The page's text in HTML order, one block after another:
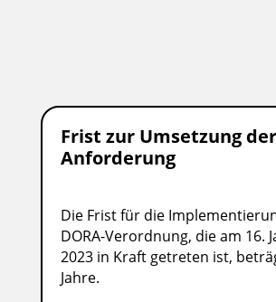
Frist zur Umsetzung der
Anforderung
Die Frist für die
DORA-Verordnung, die am 16.
2023 in Kraft getreten ist,
Jahre.